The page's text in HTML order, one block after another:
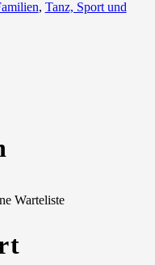
, Tanz, Sport und
Warteliste